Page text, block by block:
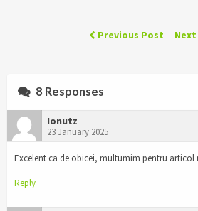
Previous Post
8 Responses
Ionutz
23 January 2025
Excelent ca de obicei, multumim pentru articol
Reply